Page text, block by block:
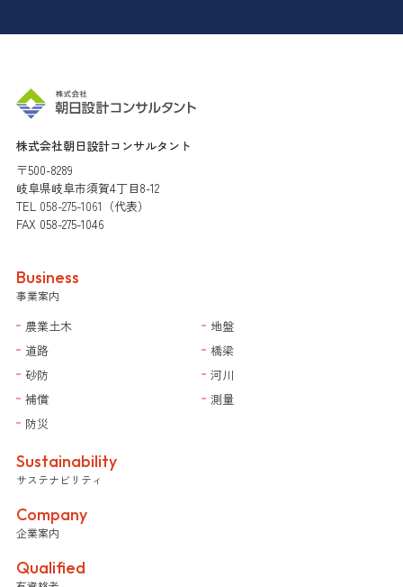
株式会社朝日設計コンサルタント
〒500-8289
岐阜県岐阜市須賀4丁目8-12
TEL 058-275-1061 （代表）
FAX 058-275-1046
Business
事業案内
農業土木
地盤
道路
橋梁
砂防
河川
補償
測量
防災
Sustainability
サステナビリティ
Company
企業案内
Qualified